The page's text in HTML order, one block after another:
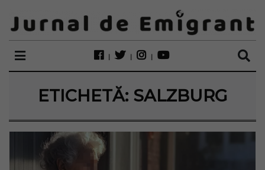
ETICHETĂ: SALZBURG